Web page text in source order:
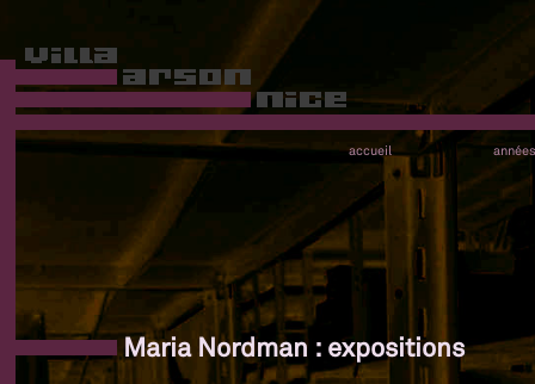
accueil années
Maria Nordman : expositions